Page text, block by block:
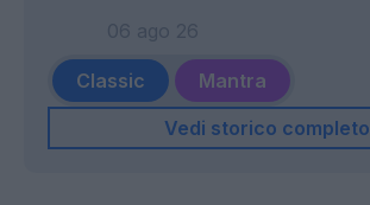
Classic
Mantra
Vedi storico completo